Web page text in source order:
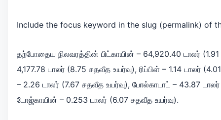
Include the focus keyword in the slug (permalink) of
தற்போதைய நிலவரத்தின் பிட்காயின் – 64,920.40 டாலர் (1.91
4,177.78 டாலர் (8.75 சதவீத உயர்வு), ரிப்பிள் – 1.14 டாலர்
– 2.26 டாலர் (7.67 சதவீத உயர்வு), போல்காடாட் – 43.87
டோஜ்காயின் – 0.253 டாலர் (6.07 சதவீத உயர்வு).